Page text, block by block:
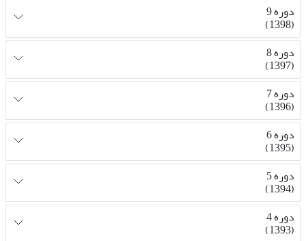
دوره 9
(1398)
دوره 8
(1397)
دوره 7
(1396)
دوره 6
(1395)
دوره 5
(1394)
دوره 4
(1393)